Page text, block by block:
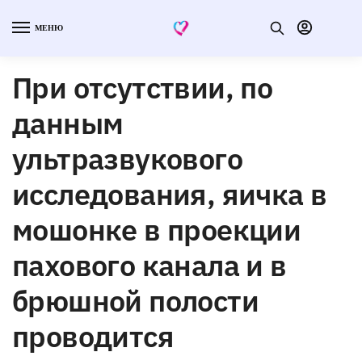
МЕНЮ
При отсутствии, по
данным
ультразвукового
исследования, яичка в
мошонке в проекции
пахового канала и в
брюшной полости
проводится